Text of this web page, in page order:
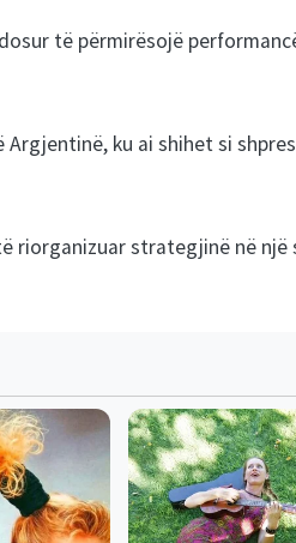
të përmirësojë
ku ai shihet si
riorganizuar strategjinë në një